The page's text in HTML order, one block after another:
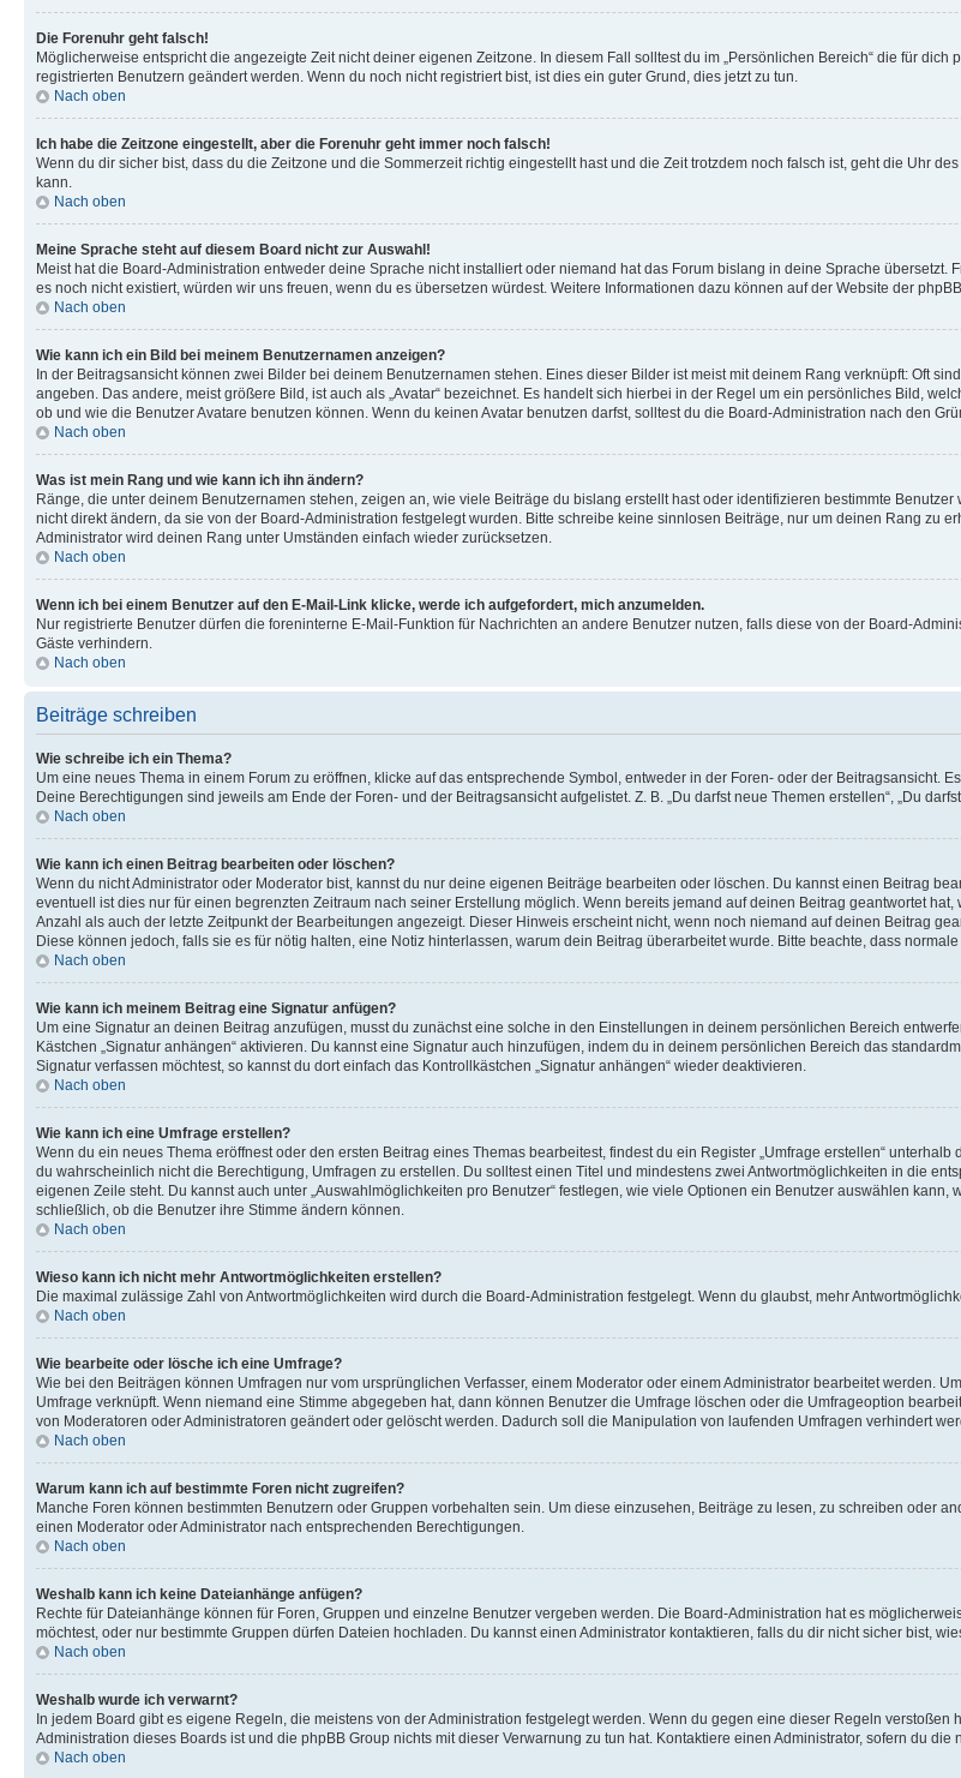
Die Forenuhr geht falsch!
Möglicherweise entspricht die angezeigte Zeit nicht deiner eigenen Zeitzone. In diesem Fall solltest du im „Persönlichen Bereich“ die für
registrierten Benutzern geändert werden. Wenn du noch nicht registriert bist, ist dies ein guter Grund, dies jetzt zu tun.
Nach oben
Ich habe die Zeitzone eingestellt, aber die Forenuhr geht immer noch falsch!
Wenn du dir sicher bist, dass du die Zeitzone und die Sommerzeit richtig eingestellt hast und die Zeit trotzdem noch falsch ist, geht die Uhr
kann.
Nach oben
Meine Sprache steht auf diesem Board nicht zur Auswahl!
Meist hat die Board-Administration entweder deine Sprache nicht installiert oder niemand hat das Forum bislang in deine Sprache
es noch nicht existiert, würden wir uns freuen, wenn du es übersetzen würdest. Weitere Informationen dazu können auf der Website der
Nach oben
Wie kann ich ein Bild bei meinem Benutzernamen anzeigen?
In der Beitragsansicht können zwei Bilder bei deinem Benutzernamen stehen. Eines dieser Bilder ist meist mit deinem Rang verknüpft: Oft
angeben. Das andere, meist größere Bild, ist auch als „Avatar“ bezeichnet. Es handelt sich hierbei in der Regel um ein persönliches Bild,
ob und wie die Benutzer Avatare benutzen können. Wenn du keinen Avatar benutzen darfst, solltest du die Board-Administration nach den
Nach oben
Was ist mein Rang und wie kann ich ihn ändern?
Ränge, die unter deinem Benutzernamen stehen, zeigen an, wie viele Beiträge du bislang erstellt hast oder identifizieren bestimmte
nicht direkt ändern, da sie von der Board-Administration festgelegt wurden. Bitte schreibe keine sinnlosen Beiträge, nur um deinen Rang zu
Administrator wird deinen Rang unter Umständen einfach wieder zurücksetzen.
Nach oben
Wenn ich bei einem Benutzer auf den E-Mail-Link klicke, werde ich aufgefordert, mich anzumelden.
Nur registrierte Benutzer dürfen die foreninterne E-Mail-Funktion für Nachrichten an andere Benutzer nutzen, falls diese von der Board-
Gäste verhindern.
Nach oben
Beiträge schreiben
Wie schreibe ich ein Thema?
Um eine neues Thema in einem Forum zu eröffnen, klicke auf das entsprechende Symbol, entweder in der Foren- oder der Beitragsansicht.
Deine Berechtigungen sind jeweils am Ende der Foren- und der Beitragsansicht aufgelistet. Z. B. „Du darfst neue Themen erstellen“, „Du
Nach oben
Wie kann ich einen Beitrag bearbeiten oder löschen?
Wenn du nicht Administrator oder Moderator bist, kannst du nur deine eigenen Beiträge bearbeiten oder löschen. Du kannst einen Beitrag
eventuell ist dies nur für einen begrenzten Zeitraum nach seiner Erstellung möglich. Wenn bereits jemand auf deinen Beitrag geantwortet
Anzahl als auch der letzte Zeitpunkt der Bearbeitungen angezeigt. Dieser Hinweis erscheint nicht, wenn noch niemand auf deinen Beitrag
Diese können jedoch, falls sie es für nötig halten, eine Notiz hinterlassen, warum dein Beitrag überarbeitet wurde. Bitte beachte, dass
Nach oben
Wie kann ich meinem Beitrag eine Signatur anfügen?
Um eine Signatur an deinen Beitrag anzufügen, musst du zunächst eine solche in den Einstellungen in deinem persönlichen Bereich
Kästchen „Signatur anhängen“ aktivieren. Du kannst eine Signatur auch hinzufügen, indem du in deinem persönlichen Bereich das
Signatur verfassen möchtest, so kannst du dort einfach das Kontrollkästchen „Signatur anhängen“ wieder deaktivieren.
Nach oben
Wie kann ich eine Umfrage erstellen?
Wenn du ein neues Thema eröffnest oder den ersten Beitrag eines Themas bearbeitest, findest du ein Register „Umfrage erstellen“
du wahrscheinlich nicht die Berechtigung, Umfragen zu erstellen. Du solltest einen Titel und mindestens zwei Antwortmöglichkeiten in die
eigenen Zeile steht. Du kannst auch unter „Auswahlmöglichkeiten pro Benutzer“ festlegen, wie viele Optionen ein Benutzer auswählen
schließlich, ob die Benutzer ihre Stimme ändern können.
Nach oben
Wieso kann ich nicht mehr Antwortmöglichkeiten erstellen?
Die maximal zulässige Zahl von Antwortmöglichkeiten wird durch die Board-Administration festgelegt. Wenn du glaubst, mehr
Nach oben
Wie bearbeite oder lösche ich eine Umfrage?
Wie bei den Beiträgen können Umfragen nur vom ursprünglichen Verfasser, einem Moderator oder einem Administrator bearbeitet werden.
Umfrage verknüpft. Wenn niemand eine Stimme abgegeben hat, dann können Benutzer die Umfrage löschen oder die Umfrageoption
von Moderatoren oder Administratoren geändert oder gelöscht werden. Dadurch soll die Manipulation von laufenden Umfragen verhindert
Nach oben
Warum kann ich auf bestimmte Foren nicht zugreifen?
Manche Foren können bestimmten Benutzern oder Gruppen vorbehalten sein. Um diese einzusehen, Beiträge zu lesen, zu schreiben oder
einen Moderator oder Administrator nach entsprechenden Berechtigungen.
Nach oben
Weshalb kann ich keine Dateianhänge anfügen?
Rechte für Dateianhänge können für Foren, Gruppen und einzelne Benutzer vergeben werden. Die Board-Administration hat es
möchtest, oder nur bestimmte Gruppen dürfen Dateien hochladen. Du kannst einen Administrator kontaktieren, falls du dir nicht sicher bist,
Nach oben
Weshalb wurde ich verwarnt?
In jedem Board gibt es eigene Regeln, die meistens von der Administration festgelegt werden. Wenn du gegen eine dieser Regeln
Administration dieses Boards ist und die phpBB Group nichts mit dieser Verwarnung zu tun hat. Kontaktiere einen Administrator, sofern du die
Nach oben